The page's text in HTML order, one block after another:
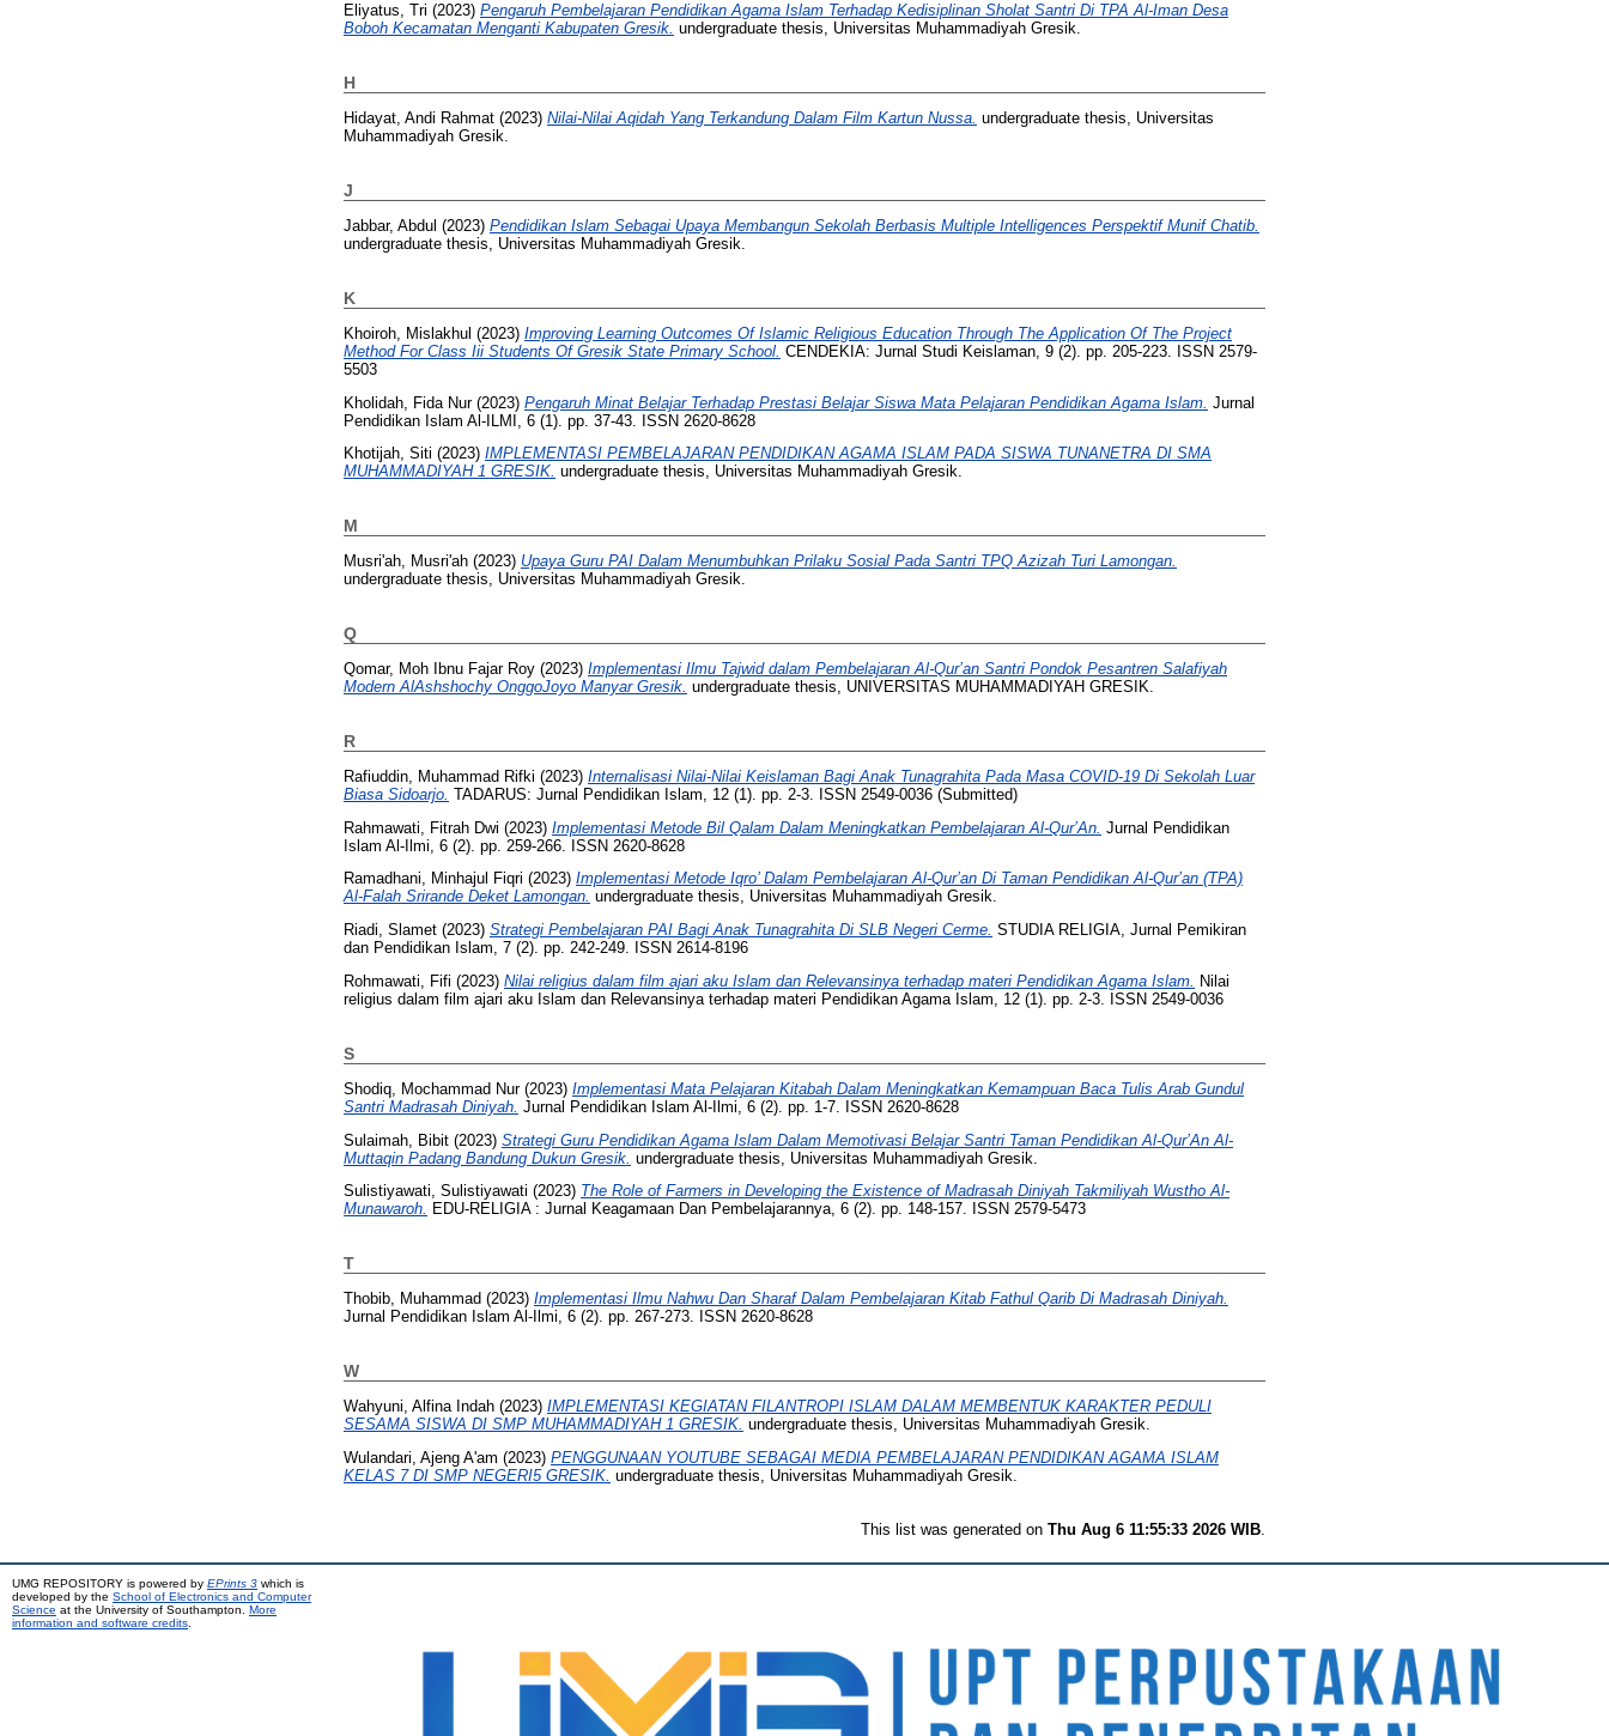
Eliyatus, Tri (2023) Pengaruh Pembelajaran Pendidikan Agama Islam Terhadap Kedisiplinan Sholat Santri Di TPA Al-Iman Desa
Boboh Kecamatan Menganti Kabupaten Gresik. undergraduate thesis, Universitas Muhammadiyah Gresik.
H
Hidayat, Andi Rahmat (2023) Nilai-Nilai Aqidah Yang Terkandung Dalam Film Kartun Nussa. undergraduate thesis, Universitas
Muhammadiyah Gresik.
J
Jabbar, Abdul (2023) Pendidikan Islam Sebagai Upaya Membangun Sekolah Berbasis Multiple Intelligences Perspektif Munif Chatib.
undergraduate thesis, Universitas Muhammadiyah Gresik.
K
Khoiroh, Mislakhul (2023) Improving Learning Outcomes Of Islamic Religious Education Through The Application Of The Project
Method For Class Iii Students Of Gresik State Primary School. CENDEKIA: Jurnal Studi Keislaman, 9 (2). pp. 205-223. ISSN 2579-
5503
Kholidah, Fida Nur(2023) Pengaruh Minat Belajar Terhadap Prestasi Belajar Siswa Mata Pelajaran Pendidikan Agama Islam. Jurnal
Pendidikan Islam Al-ILMI, 6 (1). pp. 37-43. ISSN 2620-8628
Khotijah, Siti (2023) IMPLEMENTASI PEMBELAJARAN PENDIDIKAN AGAMA ISLAM PADA SISWA TUNANETRA DI SMA
MUHAMMADIYAH 1 GRESIK. undergraduate thesis, Universitas Muhammadiyah Gresik.
M
Musri'ah, Musri'ah (2023) Upaya Guru PAI Dalam Menumbuhkan Prilaku Sosial Pada Santri TPQ Azizah Turi Lamongan.
undergraduate thesis, Universitas Muhammadiyah Gresik.
Q
Qomar, Moh Ibnu Fajar Roy (2023) Implementasi Ilmu Tajwid dalam Pembelajaran Al-Qur’an Santri Pondok Pesantren Salafiyah
Modern AlAshshochy OnggoJoyo Manyar Gresik. undergraduate thesis, UNIVERSITAS MUHAMMADIYAH GRESIK.
R
Rafiuddin, Muhammad Rifki (2023) Internalisasi Nilai-Nilai Keislaman Bagi Anak Tunagrahita Pada Masa COVID-19 Di Sekolah Luar
Biasa Sidoarjo. TADARUS: Jurnal Pendidikan Islam, 12 (1). pp. 2-3. ISSN 2549-0036 (Submitted)
Rahmawati, Fitrah Dwi (2023) Implementasi Metode Bil Qalam Dalam Meningkatkan Pembelajaran Al-Qur’An. Jurnal Pendidikan
Islam Al-Ilmi, 6 (2). pp. 259-266. ISSN 2620-8628
Ramadhani, Minhajul Fiqri (2023) Implementasi Metode Iqro’ Dalam Pembelajaran Al-Qur’an Di Taman Pendidikan Al-Qur’an (TPA)
Al-Falah Srirande Deket Lamongan. undergraduate thesis, Universitas Muhammadiyah Gresik.
Riadi, Slamet (2023) Strategi Pembelajaran PAI Bagi Anak Tunagrahita Di SLB Negeri Cerme. STUDIA RELIGIA, Jurnal Pemikiran
dan Pendidikan Islam, 7 (2). pp. 242-249. ISSN 2614-8196
Rohmawati, Fifi (2023) Nilai religius dalam film ajari aku Islam dan Relevansinya terhadap materi Pendidikan Agama Islam.
Nilai
religius dalam film ajari aku Islam dan Relevansinya terhadap materi Pendidikan Agama Islam, 12 (1). pp. 2-3. ISSN 2549-0036
S
Shodiq, Mochammad Nur(2023) Implementasi Mata Pelajaran Kitabah Dalam Meningkatkan Kemampuan Baca Tulis Arab Gundul
Santri Madrasah Diniyah. Jurnal Pendidikan Islam Al-Ilmi, 6 (2). pp. 1-7. ISSN 2620-8628
Sulaimah, Bibit (2023) Strategi Guru Pendidikan Agama Islam Dalam Memotivasi Belajar Santri Taman Pendidikan Al-Qur’An Al-
Muttaqin Padang Bandung Dukun Gresik. undergraduate thesis, Universitas Muhammadiyah Gresik.
Sulistiyawati, Sulistiyawati (2023) The Role of Farmers in Developing the Existence of Madrasah Diniyah Takmiliyah Wustho Al-
Munawaroh. EDU-RELIGIA : Jurnal Keagamaan Dan Pembelajarannya, 6 (2). pp. 148-157. ISSN 2579-5473
T
Thobib, Muhammad (2023) Implementasi Ilmu Nahwu Dan Sharaf Dalam Pembelajaran Kitab Fathul Qarib Di Madrasah Diniyah.
Jurnal Pendidikan Islam Al-Ilmi, 6 (2). pp. 267-273. ISSN 2620-8628
W
Wahyuni, Alfina Indah (2023) IMPLEMENTASI KEGIATAN FILANTROPI ISLAM DALAM MEMBENTUK KARAKTER PEDULI
SESAMA SISWA DI SMP MUHAMMADIYAH 1 GRESIK. undergraduate thesis, Universitas Muhammadiyah Gresik.
Wulandari, Ajeng A'am (2023) PENGGUNAAN YOUTUBE SEBAGAI MEDIA PEMBELAJARAN PENDIDIKAN AGAMA ISLAM
KELAS 7 DI SMP NEGERI5 GRESIK. undergraduate thesis, Universitas Muhammadiyah Gresik.
This list was generated on Thu Aug 6 11:55:33 2026 WIB
UMG REPOSITORY is powered by EPrints 3 which is
developed by the School of Electronics and Computer
Science at the University of Southampton. More
information and software credits